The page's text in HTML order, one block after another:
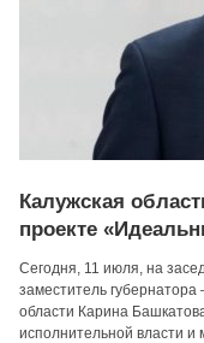
Калужская
проекте
Сегодня, 11 июля, на
заместитель
области Карина
исполнительной власти и